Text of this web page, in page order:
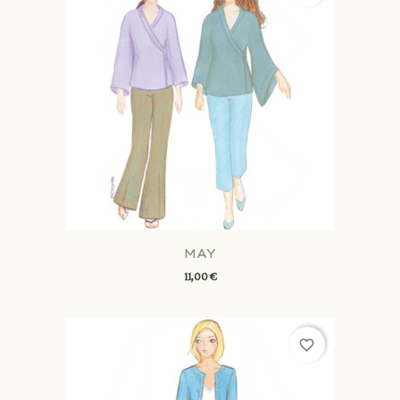
MAY
11,00 €
favorite_border